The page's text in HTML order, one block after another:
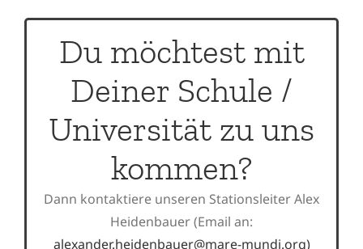
Du möchtest mit
Deiner Schule /
Universität zu uns
kommen?
Dann kontaktiere unseren Stationsleiter Alex
Heidenbauer (Email an:
alexander.heidenbauer@mare-mundi.org)